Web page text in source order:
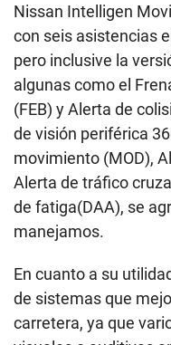
Nissan Intelligen
con seis asistencias
pero inclusive la
algunas como el
(FEB) y Alerta de
de visión periférica
movimiento (MOD),
Alerta de tráfico
de fatiga(DAA), se
manejamos.
En cuanto a su
de sistemas que
carretera, ya que